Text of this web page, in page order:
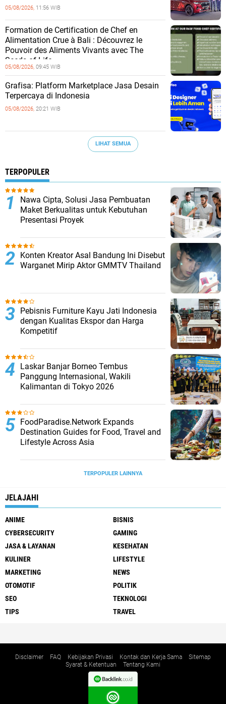
05/08/2026, 11:56 WIB
Formation de Certification de Chef en
Alimentation Crue à Bali : Découvrez le
Pouvoir des Aliments Vivants avec The
Seeds of Life
05/08/2026, 09:45 WIB
Grafisa: Platform Marketplace Jasa Desain
Terpercaya di Indonesia
05/08/2026, 20:21 WIB
LIHAT SEMUA
TERPOPULER
Nawa Cipta, Solusi Jasa Pembuatan
Maket Berkualitas untuk Kebutuhan
Presentasi Proyek
Konten Kreator Asal Bandung Ini Disebut
Warganet Mirip Aktor GMMTV Thailand
Pebisnis Furniture Kayu Jati Indonesia
dengan Kualitas Ekspor dan Harga
Kompetitif
Laskar Banjar Borneo Tembus
Panggung Internasional, Wakili
Kalimantan di Tokyo 2026
FoodParadise.Network Expands
Destination Guides for Food, Travel and
Lifestyle Across Asia
TERPOPULER LAINNYA
JELAJAHI
ANIME
BISNIS
CYBERSECURITY
GAMING
JASA & LAYANAN
KESEHATAN
KULINER
LIFESTYLE
MARKETING
NEWS
OTOMOTIF
POLITIK
SEO
TEKNOLOGI
TIPS
TRAVEL
Disclaimer FAQ Kebijakan Privasi Kontak dan Kerja Sama
Sitemap
Syarat & Ketentuan
Tentang Kami